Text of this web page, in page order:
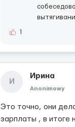
1
И
Ирина
Anonimowy
Это точно, они
зарплаты , в итоге